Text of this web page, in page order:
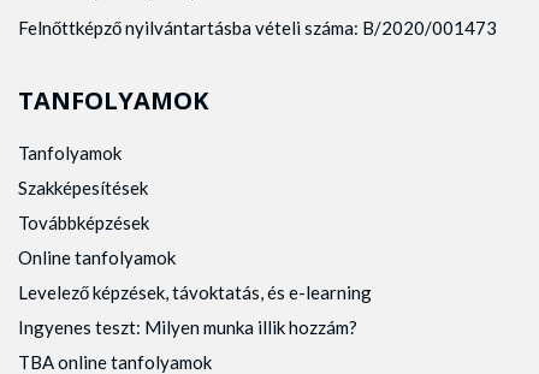
Felnőttképző nyilvántartásba vételi száma: B/2020/001473
TANFOLYAMOK
Tanfolyamok
Szakképesítések
Továbbképzések
Online tanfolyamok
Levelező képzések, távoktatás, és e-learning
Ingyenes teszt: Milyen munka illik hozzám?
TBA online tanfolyamok